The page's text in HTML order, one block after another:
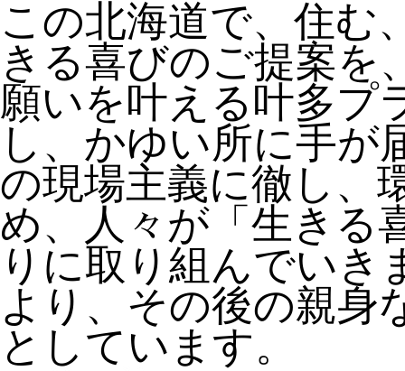
この北海道で、住む
きる喜びのご提案を
願いを叶える叶多プ
し、かゆい所に手が
の現場主義に徹し、
め、人々が「生きる
りに取り組んでいき
より、その後の親身
としています。